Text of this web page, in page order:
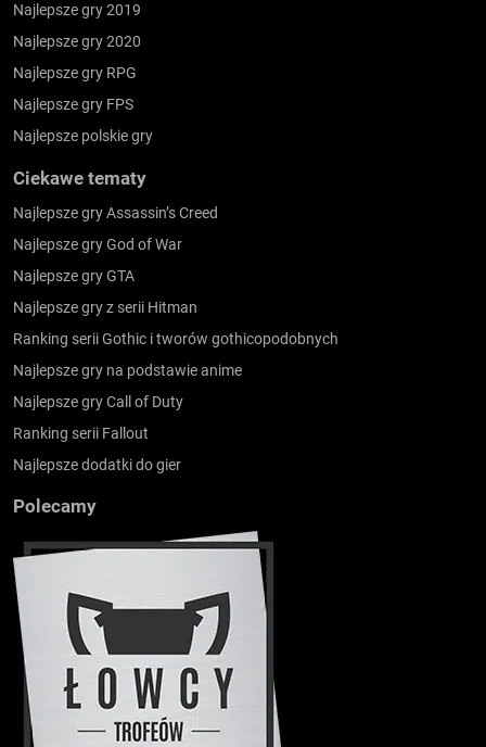
Najlepsze gry 2019
Najlepsze gry 2020
Najlepsze gry RPG
Najlepsze gry FPS
Najlepsze polskie gry
Ciekawe tematy
Najlepsze gry Assassin’s Creed
Najlepsze gry God of War
Najlepsze gry GTA
Najlepsze gry z serii Hitman
Ranking serii Gothic i tworów gothicopodobnych
Najlepsze gry na podstawie anime
Najlepsze gry Call of Duty
Ranking serii Fallout
Najlepsze dodatki do gier
Polecamy